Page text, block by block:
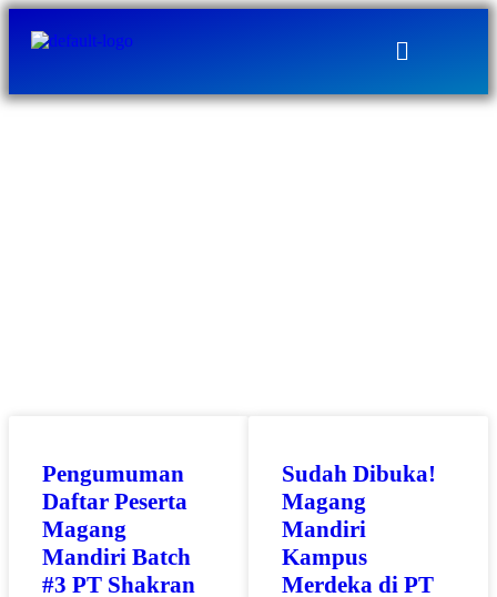
Pengumuman
Daftar Peserta
Magang
Mandiri Batch
#3 PT Shakran
Sudah Dibuka!
Magang
Mandiri
Kampus
Merdeka di PT